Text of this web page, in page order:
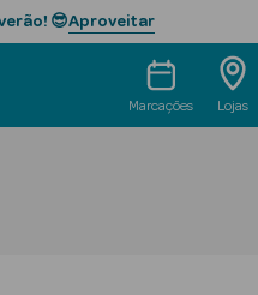
😎Aproveitar
Marcações Lojas